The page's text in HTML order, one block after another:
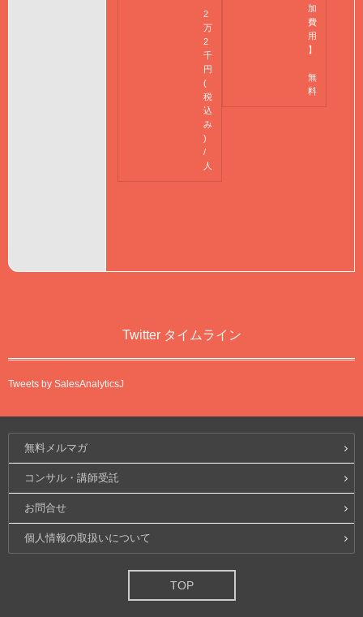
2
万
2
千
円
(
税
込
み
)
/
人
加
費
用
】
無
料
Twitter タイムライン
Tweets by SalesAnalyticsJ
無料メルマガ
コンサル・講師受託
お問合せ
個人情報の取扱いについて
TOP